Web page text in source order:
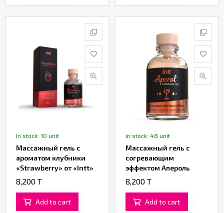
In stock: 10 unit
Массажный гель с
ароматом клубники
«Strawberry» от «Intt»
(30 ML)
8,200 T
Add to cart
In stock: 48 unit
Массажный гель с
согревающим
эффектом Апероль
«Vibration Aperol» от
«Intt» (30 ML)
8,200 T
Add to cart